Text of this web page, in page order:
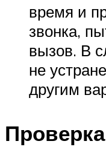
время и
звонка,
вызов. В
не
другим